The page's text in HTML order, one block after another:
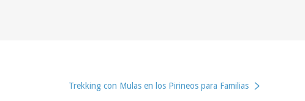
Trekking con Mulas en los Pirineos para Familias